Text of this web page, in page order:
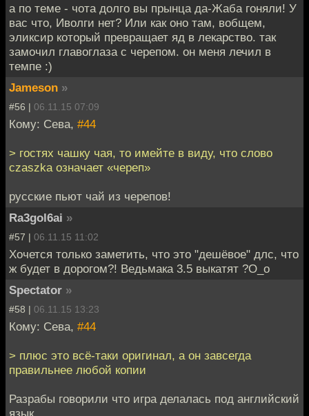
а по теме - чота долго вы прынца да-Жаба гоняли! У
вас что, Иволги нет? Или как оно там, вобщем,
эликсир который превращает яд в лекарство. так
замочил главоглаза с черепом. он меня лечил в
темпе :)
Jameson »
#56 | 06.11.15 07:09
Кому: Сева, #44
> гостях чашку чая, то имейте в виду, что слово
czaszka означает «череп»
русские пьют чай из черепов!
Ra3gol6ai »
#57 | 06.11.15 11:02
Хочется только заметить, что это "дешёвое" длс, что
ж будет в дорогом?! Ведьмака 3.5 выкатят ?О_о
Spectator »
#58 | 06.11.15 13:23
Кому: Сева, #44
> плюс это всё-таки оригинал, а он завсегда
правильнее любой копии
Разрабы говорили что игра делалась под английский